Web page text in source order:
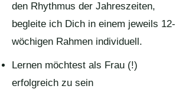
den Rhythmus der Jahreszeiten,
begleite ich Dich in einem jeweils 12-
wöchigen Rahmen individuell.
Lernen möchtest als Frau (!)
erfolgreich zu sein